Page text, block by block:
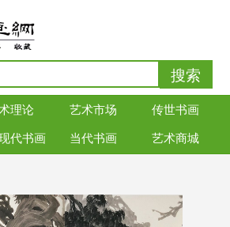
理论 艺术市场 传世书画
代书画 当代书画 艺术商城